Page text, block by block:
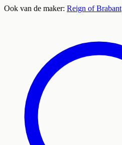
Ook van de maker: Reign of Brabant